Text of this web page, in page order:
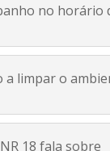
no horário
a limpar o
18 fala sobre